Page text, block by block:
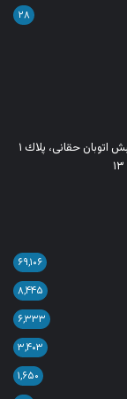
۲۸
آدرس: تهران - خیابان میرداماد، خیابان مصدق جنوبی،نبش اتوبان حقانی، پلاك ١
۶۹,۱۰۶
۸,۴۴۵
۶,۳۳۳
۳,۴۰۳
۱,۶۵۰